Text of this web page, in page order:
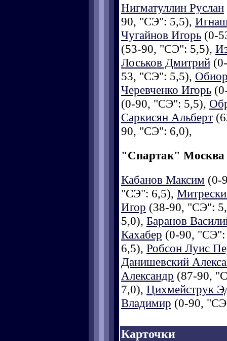
Нигматуллин Руслан
90, "СЭ": 5,5),
Чугайнов Игорь (0-
(53-90, "СЭ": 5,5),
Лоськов Дмитрий
53, "СЭ": 5,5),
Черевченко Игорь
(0-90, "СЭ": 5,5),
Саркисян Альберт
90, "СЭ": 6,0),
"Спартак" Москва
Кабанов Максим (0-
"СЭ": 6,5),
Игор (38-90, "СЭ":
5,0), Баранов
Кахабер (0-90,
6,5), Робсон Луис
Данишевский
Александр (87-90,
7,0), Цихмейструк
Владимир (0-90,
Карточки